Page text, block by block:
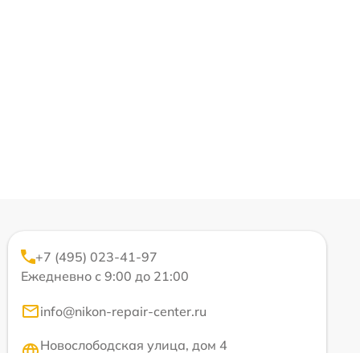
+7 (495) 023-41-97
Ежедневно с 9:00 до 21:00
info@nikon-repair-center.ru
Новослободская улица, дом 4